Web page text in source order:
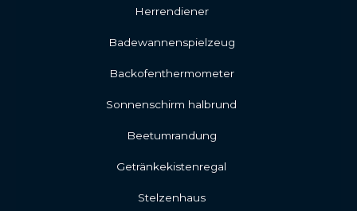
Herrendiener
Badewannenspielzeug
Backofenthermometer
Sonnenschirm halbrund
Beetumrandung
Getränkekistenregal
Stelzenhaus